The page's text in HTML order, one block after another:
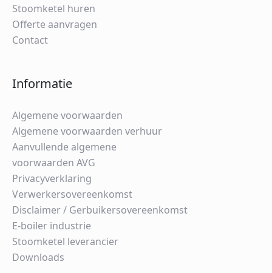
Stoomketel huren
Offerte aanvragen
Contact
Informatie
Algemene voorwaarden
Algemene voorwaarden verhuur
Aanvullende algemene
voorwaarden AVG
Privacyverklaring
Verwerkersovereenkomst
Disclaimer / Gerbuikersovereenkomst
E-boiler industrie
Stoomketel leverancier
Downloads